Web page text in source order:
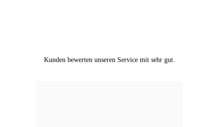
ZURÜCKLEHNEN
Kunden bewerten unseren Service mit sehr gut.